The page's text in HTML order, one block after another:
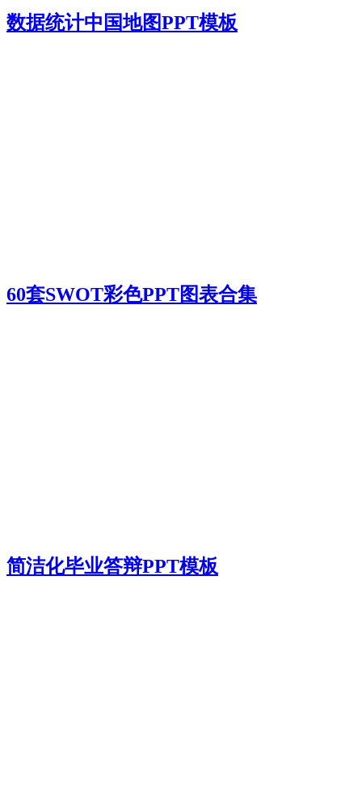
数据统计中国地图PPT模板
60套SWOT彩色PPT图表合集
简洁化毕业答辩PPT模板